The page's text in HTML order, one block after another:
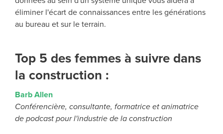
éliminer l'écart de connaissances entre les générations
au bureau et sur le terrain.
Top 5 des femmes à suivre dans
la construction :
Barb Allen
Conférencière, consultante, formatrice et animatrice
de podcast pour l'industrie de la construction